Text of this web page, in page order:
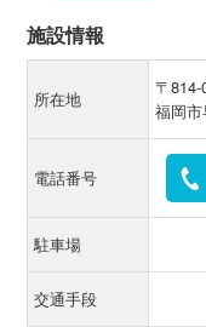
施設情報
所在地
〒814-
福岡
電話番号
駐車場
交通手段